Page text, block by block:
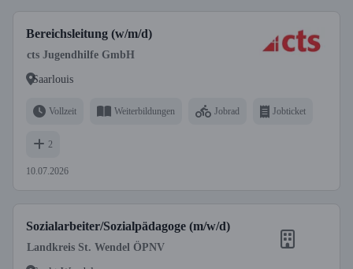
Bereichsleitung (w/m/d)
cts Jugendhilfe GmbH
Saarlouis
Vollzeit Weiterbildungen Jobrad Jobticket
2
10.07.2026
Sozialarbeiter/Sozialpädagoge (m/w/d)
Landkreis St. Wendel ÖPNV